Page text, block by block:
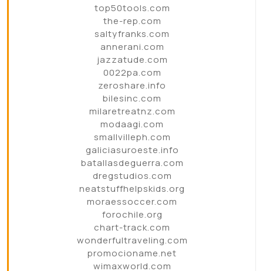
top50tools.com
the-rep.com
saltyfranks.com
annerani.com
jazzatude.com
0022pa.com
zeroshare.info
bilesinc.com
milaretreatnz.com
modaagi.com
smallvilleph.com
galiciasuroeste.info
batallasdeguerra.com
dregstudios.com
neatstuffhelpskids.org
moraessoccer.com
forochile.org
chart-track.com
wonderfultraveling.com
promocioname.net
wimaxworld.com